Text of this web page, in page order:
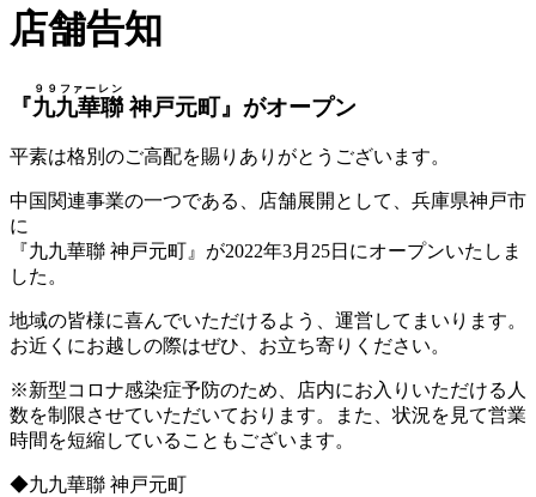
店舗告知
『九九華聯
９９ファーレン
神戸元町』がオープン
平素は格別のご高配を賜りありがとうございます。
中国関連事業の一つである、店舗展開として、兵庫県神戸市
に
『九九華聯 神戸元町』が2022年3月25日にオープンいたしま
した。
地域の皆様に喜んでいただけるよう、運営してまいります。
お近くにお越しの際はぜひ、お立ち寄りください。
※新型コロナ感染症予防のため、店内にお入りいただける人
数を制限させていただいております。また、状況を見て営業
時間を短縮していることもございます。
◆九九華聯 神戸元町